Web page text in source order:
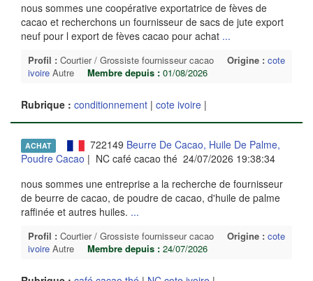
nous sommes une coopérative exportatrice de fèves de
cacao et recherchons un fournisseur de sacs de jute export
neuf pour l export de fèves cacao pour achat ...
Profil : Courtier / Grossiste fournisseur cacao Origine : cote
ivoire Autre Membre depuis : 01/08/2026
Rubrique : conditionnement | cote ivoire |
ACHAT 722149 Beurre De Cacao, Huile De Palme,
Poudre Cacao | NC café cacao thé 24/07/2026 19:38:34
nous sommes une entreprise a la recherche de fournisseur
de beurre de cacao, de poudre de cacao, d'huile de palme
raffinée et autres huiles. ...
Profil : Courtier / Grossiste fournisseur cacao Origine : cote
ivoire Autre Membre depuis : 24/07/2026